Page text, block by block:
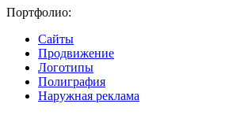
Портфолио:
Сайты
Продвижение
Логотипы
Полиграфия
Наружная реклама